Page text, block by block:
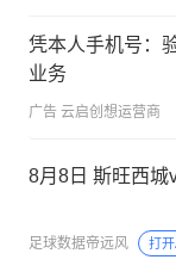
凭本人手机号：
业务
广告 云启创想运营商
8月8日 斯旺西城
足球数据帝远风 打